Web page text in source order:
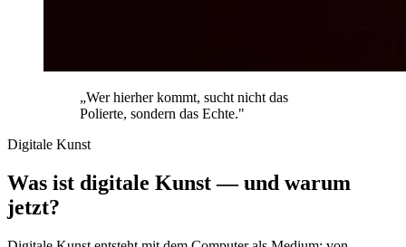
„Wer hierher kommt, sucht nicht das
Polierte, sondern das Echte."
Digitale Kunst
Was ist digitale Kunst — und warum
jetzt?